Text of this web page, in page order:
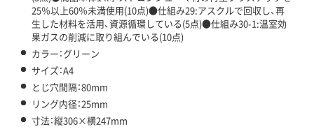
25％以上60％未満使用(10点)●仕組み29:アスクルで回収し、再
生した材料を活用、資源循環している(5点)●仕組み30-1:温室効
果ガスの削減に取り組んでいる(10点)
カラー：グリーン
サイズ：A4
とじ穴間隔：80mm
リング内径：25mm
寸法：縦306×横247mm